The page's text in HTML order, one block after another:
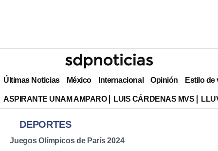
Últimas Noticias México Internacional Opinión Estilo de
ASPIRANTE UNAM AMPARO LUIS CÁRDENAS MVS
DEPORTES
Juegos Olímpicos de París 2024